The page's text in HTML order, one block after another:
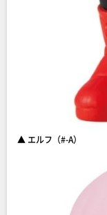
▲ エルフ（#-A）